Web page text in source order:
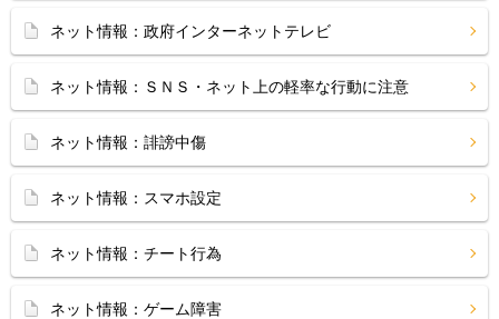
ネット情報：政府インターネットテレビ
ネット情報：ＳＮＳ・ネット上の軽率な行動に注意
ネット情報：誹謗中傷
ネット情報：スマホ設定
ネット情報：チート行為
ネット情報：ゲーム障害